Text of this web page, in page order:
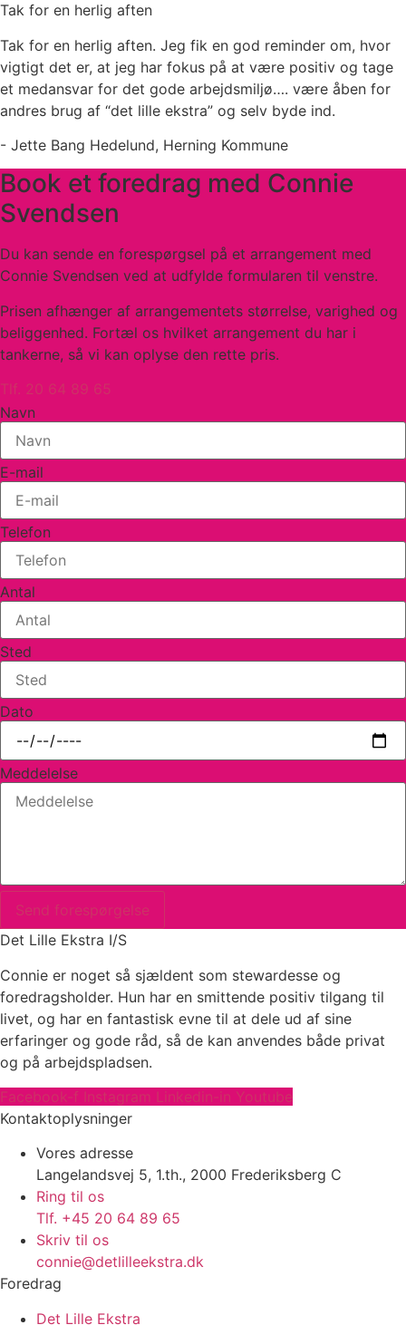
Tak for en herlig aften
Tak for en herlig aften. Jeg fik en god reminder om, hvor
vigtigt det er, at jeg har fokus på at være positiv og tage
et medansvar for det gode arbejdsmiljø…. være åben for
andres brug af “det lille ekstra” og selv byde ind.
- Jette Bang Hedelund, Herning Kommune
Book et foredrag med Connie
Svendsen
Du kan sende en forespørgsel på et arrangement med
Connie Svendsen ved at udfylde formularen til venstre.
Prisen afhænger af arrangementets størrelse, varighed og
beliggenhed. Fortæl os hvilket arrangement du har i
tankerne, så vi kan oplyse den rette pris.
Tlf. 20 64 89 65
Navn
E-mail
Telefon
Antal
Sted
Dato
Meddelelse
Send forespørgelse
Det Lille Ekstra I/S
Connie er noget så sjældent som stewardesse og
foredragsholder. Hun har en smittende positiv tilgang til
livet, og har en fantastisk evne til at dele ud af sine
erfaringer og gode råd, så de kan anvendes både privat
og på arbejdspladsen.
Facebook-f Instagram Linkedin-in Youtube
Kontaktoplysninger
Vores adresse
Langelandsvej 5, 1.th., 2000 Frederiksberg C
Ring til os
Tlf. +45 20 64 89 65
Skriv til os
connie@detlilleekstra.dk
Foredrag
Det Lille Ekstra